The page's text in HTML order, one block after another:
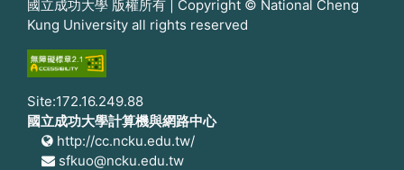
國立成功大學 版權所有 | Copyright © National Cheng
Kung University all rights reserved
Site:172.16.249.88
國立成功大學計算機與網路中心
http://cc.ncku.edu.tw/
sfkuo@ncku.edu.tw